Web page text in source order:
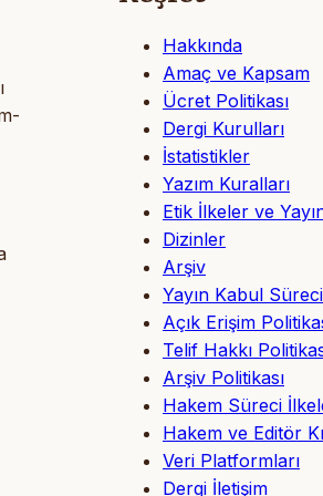
Hakkında
Amaç ve Kapsam
Ücret Politikası
Dergi Kurulları
İstatistikler
Yazım Kuralları
Etik İlkeler ve
Dizinler
Arşiv
Yayın Kabul Süreci
Açık Erişim
Telif Hakkı
Arşiv Politikası
Hakem Süreci
Hakem ve Editör
Veri Platformları
Dergi İletişim